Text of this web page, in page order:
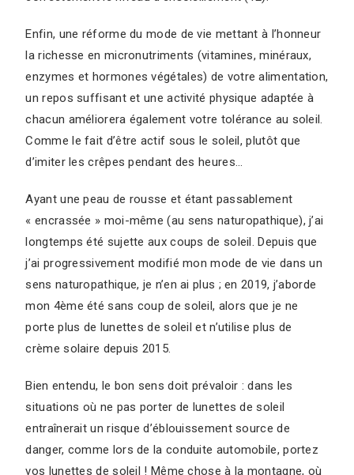
Enfin, une réforme du mode de vie mettant à l’honneur
la richesse en micronutriments (vitamines, minéraux,
enzymes et hormones végétales) de votre alimentation,
un repos suffisant et une activité physique adaptée à
chacun améliorera également votre tolérance au soleil.
Comme le fait d’être actif sous le soleil, plutôt que
d’imiter les crêpes pendant des heures…
Ayant une peau de rousse et étant passablement
« encrassée » moi-même (au sens naturopathique), j’ai
longtemps été sujette aux coups de soleil. Depuis que
j’ai progressivement modifié mon mode de vie dans un
sens naturopathique, je n’en ai plus ; en 2019, j’aborde
mon 4ème été sans coup de soleil, alors que je ne
porte plus de lunettes de soleil et n’utilise plus de
crème solaire depuis 2015.
Bien entendu, le bon sens doit prévaloir : dans les
situations où ne pas porter de lunettes de soleil
entraînerait un risque d’éblouissement source de
danger, comme lors de la conduite automobile, portez
vos lunettes de soleil ! Même chose à la montagne, où